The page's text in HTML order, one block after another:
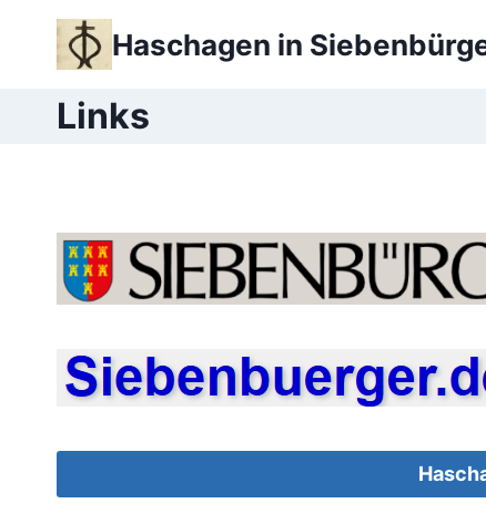
springen
Haschagen in
Links